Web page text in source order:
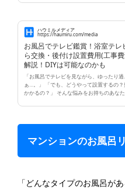
け・交換費用から電気代節約術、おすす
実際の施工事例まで、わかりやすく解説し
ハウミルメディア
https://haumiru.com/media
お風呂でテレビ鑑賞！浴室テレ
ら交換・後付け設置費用(工事
解説！DIYは可能なのかも
「お風呂でテレビを見ながら、ゆったり
ぁ…。」 「でも、どうやって設置するの
かかるの？」 そんな悩みをお持ちのあな
マンションのお風呂
「どんなタイプのお風呂が